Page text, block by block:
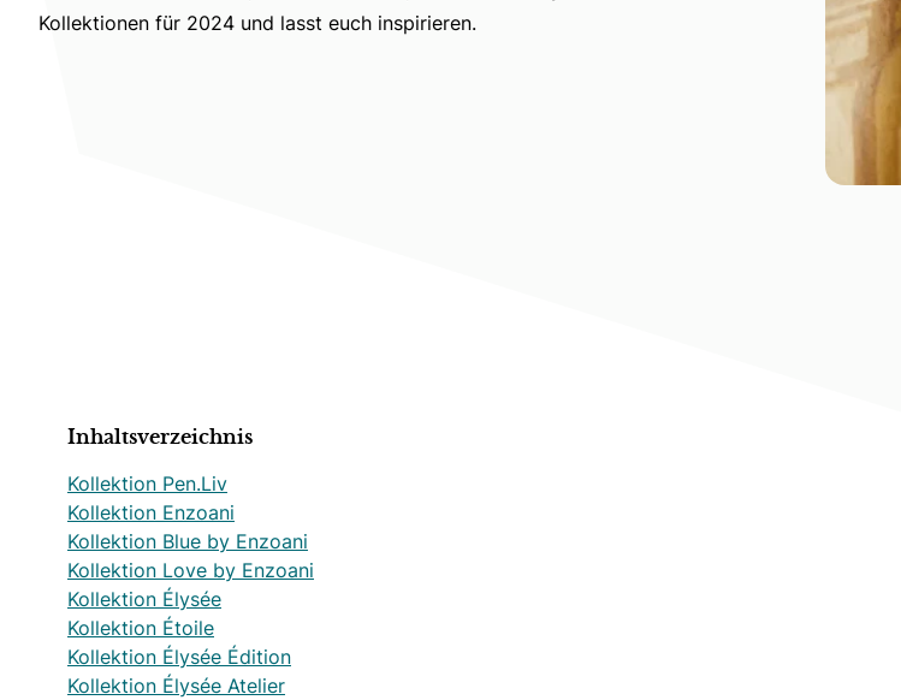
Kollektionen für 2024 und lasst euch inspirieren.
Inhaltsverzeichnis
Kollektion Pen.Liv
Kollektion Enzoani
Kollektion Blue by Enzoani
Kollektion Love by Enzoani
Kollektion Élysée
Kollektion Étoile
Kollektion Élysée Édition
Kollektion Élysée Atelier